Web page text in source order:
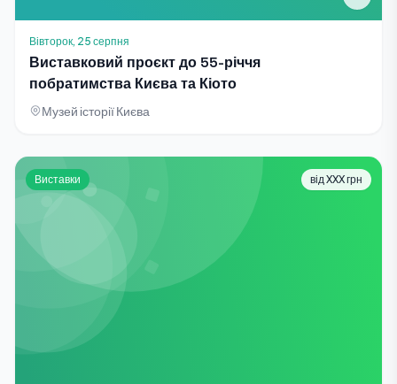
Вівторок, 25 серпня
Виставковий проєкт до 55-річчя
побратимства Києва та Кіото
Музей історії Києва
Виставки від XXX грн